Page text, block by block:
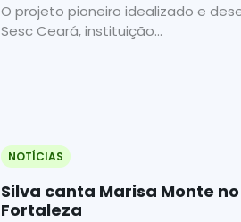
O projeto pioneiro idealizado e
Sesc Ceará, instituição...
NOTÍCIAS
Silva canta Marisa Monte no
Fortaleza